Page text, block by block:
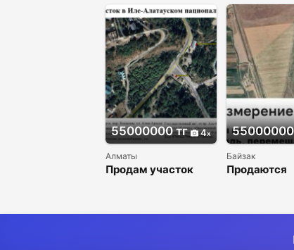
55000000 тг 4
Алматы
Продам участок
55000000
Байзак
Продаются